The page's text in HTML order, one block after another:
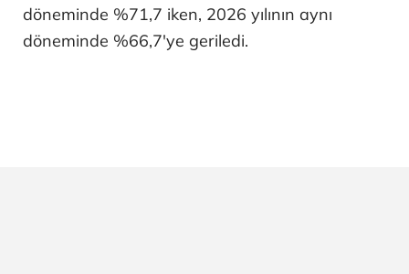
döneminde %71,7 iken, 2026 yılının aynı
döneminde %66,7'ye geriledi.